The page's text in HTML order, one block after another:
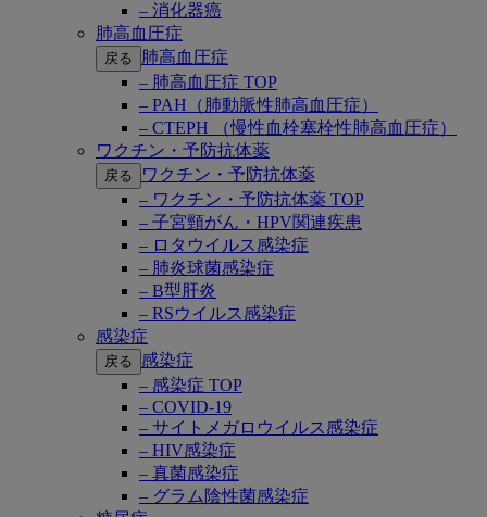
– 消化器癌
肺高血圧症
戻る
肺高血圧症
– 肺高血圧症 TOP
– PAH（肺動脈性肺高血圧症）
– CTEPH （慢性血栓塞栓性肺高血圧症）
ワクチン・予防抗体薬
戻る
ワクチン・予防抗体薬
– ワクチン・予防抗体薬 TOP
– 子宮頸がん・HPV関連疾患
– ロタウイルス感染症
– 肺炎球菌感染症
– B型肝炎
– RSウイルス感染症
感染症
戻る
感染症
– 感染症 TOP
– COVID-19
– サイトメガロウイルス感染症
– HIV感染症
– 真菌感染症
– グラム陰性菌感染症